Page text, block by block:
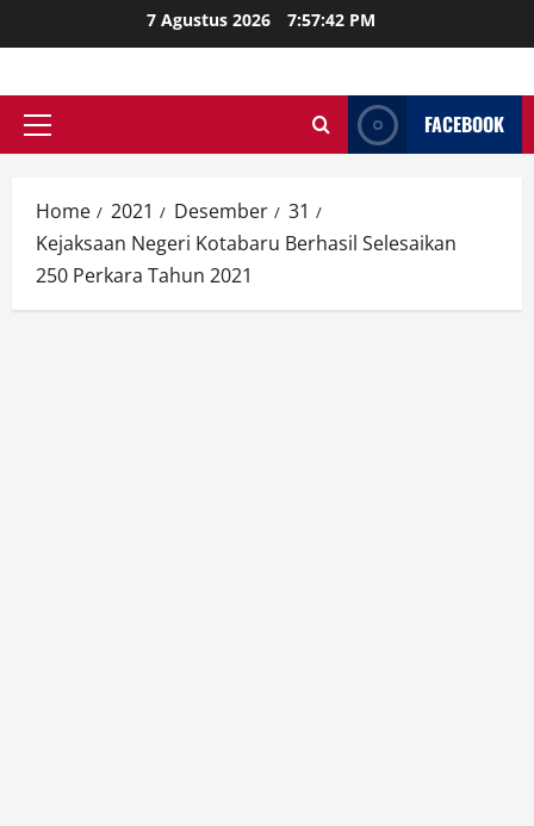
to
7 Agustus 2026 7:57:43 PM
Primary
FACEBOOK
Home 2021 Desember
31
Kejaksaan Negeri Kotabaru Berhasil Selesaikan
250 Perkara Tahun 2021